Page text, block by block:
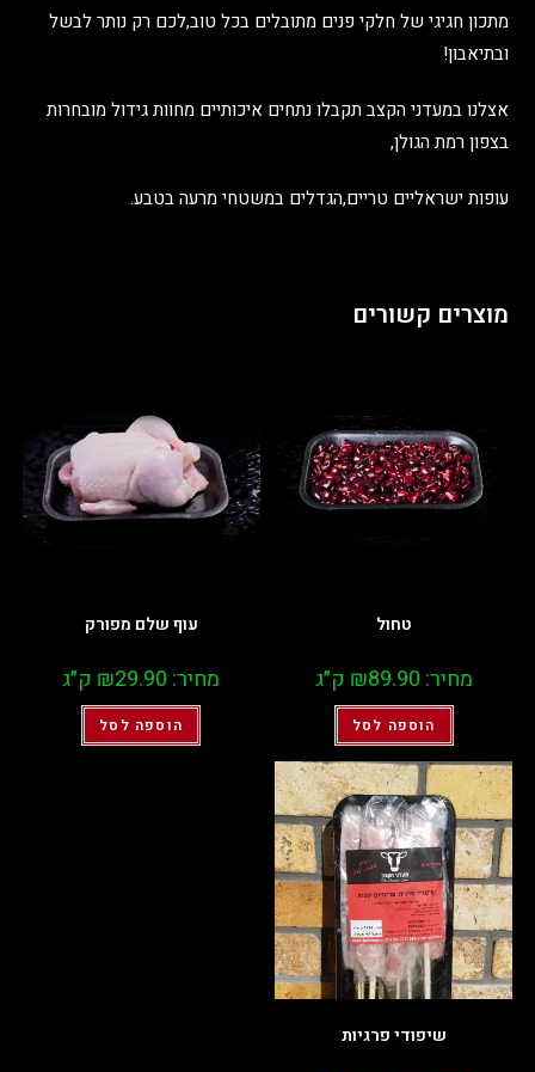
מתכון חגיגי של חלקי פנים מתובלים בכל טוב,לכם רק נותר לבשל
ובתיאבון!
אצלנו במעדני הקצב תקבלו נתחים איכותיים מחוות גידול מובחרות
בצפון רמת הגולן,
עופות ישראליים טריים,הגדלים במשטחי מרעה בטבע.
מוצרים קשורים
טחול
מחיר: ₪89.90 ק״ג
הוספה לסל
עוף שלם מפורק
מחיר: ₪29.90 ק״ג
הוספה לסל
שיפודי פרגיות